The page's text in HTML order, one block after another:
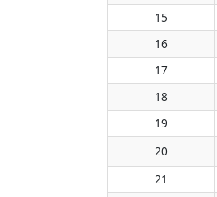
15
16
17
18
19
20
21